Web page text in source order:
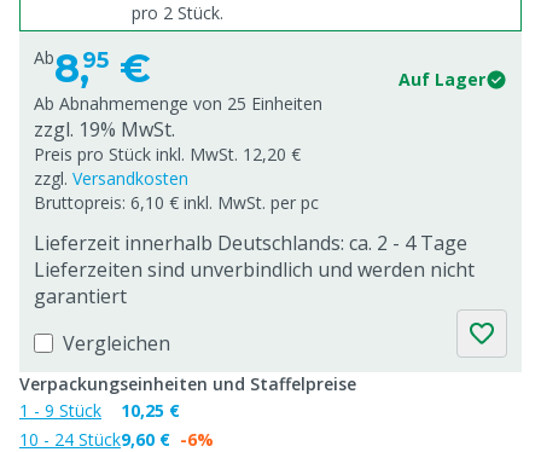
pro 2 Stück.
Ab8,95 €
Auf Lager
Ab Abnahmemenge von 25 Einheiten
zzgl. 19% MwSt.
Preis pro Stück inkl. MwSt. 12,20 €
zzgl. Versandkosten
Bruttopreis: 6,10 € inkl. MwSt. per pc
Lieferzeit innerhalb Deutschlands: ca. 2 - 4 Tage
Lieferzeiten sind unverbindlich und werden nicht
garantiert
Vergleichen
Verpackungseinheiten und Staffelpreise
1 - 9 Stück
10 - 24 Stück
10,25 €
9,60 € -6%